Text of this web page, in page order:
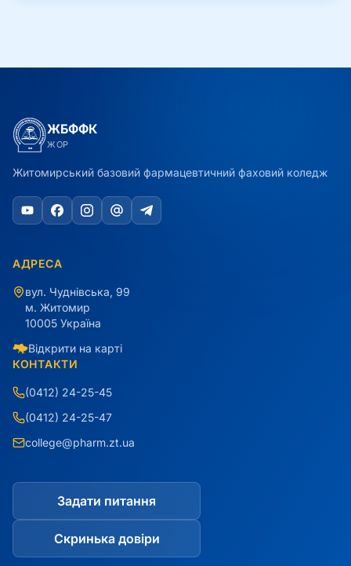
ЖБФФК
ЖОР
Житомирський базовий фармацевтичний фаховий коледж
АДРЕСА
вул. Чуднівська, 99
м. Житомир
10005 Україна
Відкрити на карті
КОНТАКТИ
(0412) 24-25-45
(0412) 24-25-47
college@pharm.zt.ua
Задати питання
Скринька довіри